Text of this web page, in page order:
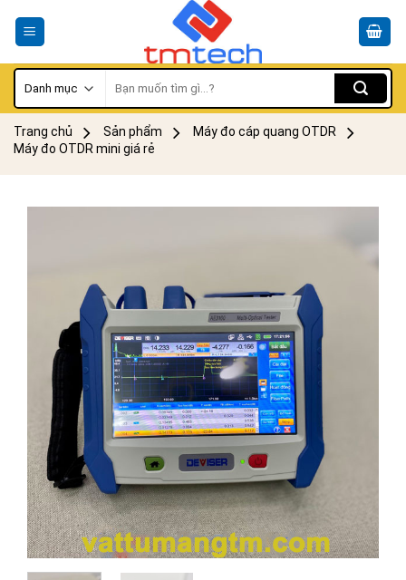
kiếm:
Trang chủ Sản phẩm
Máy đo cáp quang OTDR
Máy đo OTDR mini giá rẻ